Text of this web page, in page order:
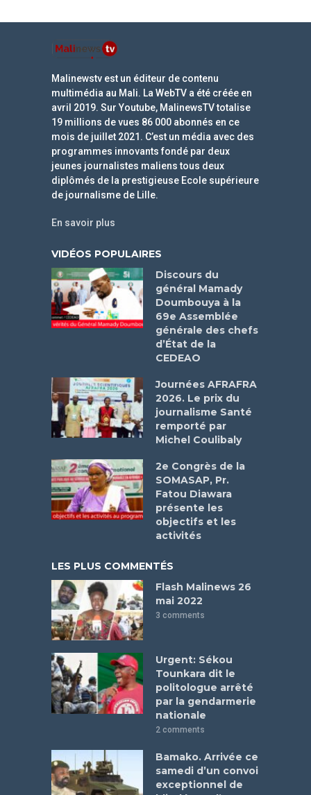
Malinewstv est un éditeur de contenu
multimédia au Mali. La WebTV a été créée en
avril 2019. Sur Youtube, MalinewsTV totalise
19 millions de vues 86 000 abonnés en ce
mois de juillet 2021. C’est un média avec des
programmes innovants fondé par deux
jeunes journalistes maliens tous deux
diplômés de la prestigieuse Ecole supérieure
de journalisme de Lille.
En savoir plus
VIDÉOS POPULAIRES
Discours du
général Mamady
Doumbouya à la
69e Assemblée
générale des chefs
d’État de la
CEDEAO
Journées AFRAFRA
2026. Le prix du
journalisme Santé
remporté par
Michel Coulibaly
2e Congrès de la
SOMASAP, Pr.
Fatou Diawara
présente les
objectifs et les
activités
LES PLUS COMMENTÉS
Flash Malinews 26
mai 2022
3 comments
Urgent: Sékou
Tounkara dit le
politologue arrêté
par la gendarmerie
nationale
2 comments
Bamako. Arrivée ce
samedi d’un convoi
exceptionnel de